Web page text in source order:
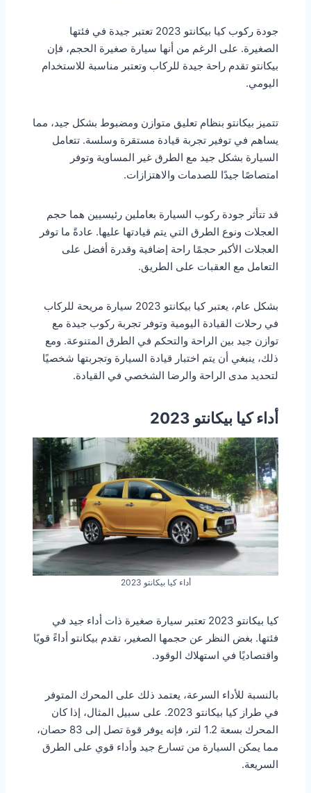
جودة ركوب كيا بيكانتو 2023 تعتبر جيدة في فئتها
الصغيرة. على الرغم من أنها سيارة صغيرة الحجم، فإن
بيكانتو تقدم راحة جيدة للركاب وتعتبر مناسبة للاستخدام
اليومي.
تتميز بيكانتو بنظام تعليق متوازن ومضبوط بشكل جيد، مما
يساهم في توفير تجربة قيادة مستقرة وسلسة. تتعامل
السيارة بشكل جيد مع الطرق غير المساوية وتوفر
امتصاصًا جيدًا للصدمات والاهتزازات.
قد تتأثر جودة ركوب السيارة بعاملين رئيسيين هما حجم
العجلات ونوع الطرق التي يتم قيادتها عليها. عادةً ما توفر
العجلات الأكبر حجمًا راحة إضافية وقدرة أفضل على
التعامل مع العقبات على الطريق.
بشكل عام، يعتبر كيا بيكانتو 2023 سيارة مريحة للركاب
في رحلات القيادة اليومية وتوفر تجربة ركوب جيدة مع
توازن جيد بين الراحة والتحكم في الطرق المتنوعة. ومع
ذلك، ينبغي أن يتم اختبار قيادة السيارة وتجربتها شخصيًا
لتحديد مدى الراحة والرضا الشخصي في القيادة.
أداء كيا بيكانتو 2023
أداء كيا بيكانتو 2023
كيا بيكانتو 2023 تعتبر سيارة صغيرة ذات أداء جيد في
فئتها. بغض النظر عن حجمها الصغير، تقدم بيكانتو أداءً قويًا
واقتصاديًا في استهلاك الوقود.
بالنسبة للأداء السرعة، يعتمد ذلك على المحرك المتوفر
في طراز كيا بيكانتو 2023. على سبيل المثال، إذا كان
المحرك بسعة 1.2 لتر، فإنه يوفر قوة تصل إلى 83 حصان،
مما يمكن السيارة من تسارع جيد وأداء قوي على الطرق
السريعة.